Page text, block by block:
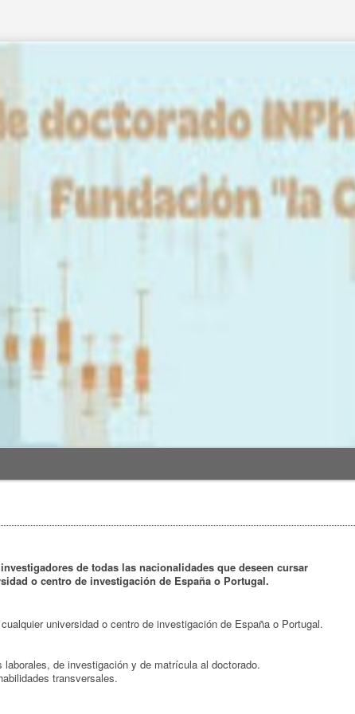
de todas las nacionalidades que deseen cursar
o centro de investigación de España o Portugal.
universidad o centro de investigación de España o Portugal.
de investigación y de matrícula al doctorado.
transversales.